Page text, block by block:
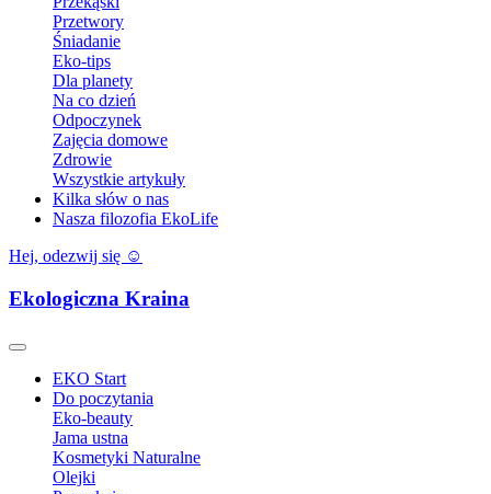
Przetwory
Śniadanie
Eko-tips
Dla planety
Na co dzień
Odpoczynek
Zajęcia domowe
Zdrowie
Wszystkie artykuły
Kilka słów o nas
Nasza filozofia EkoLife
Hej, odezwij się ☺️
Ekologiczna Kraina
EKO Start
Do poczytania
Eko-beauty
Jama ustna
Kosmetyki Naturalne
Olejki